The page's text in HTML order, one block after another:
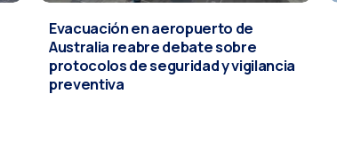
Evacuación en aeropuerto de
Australia reabre debate sobre
protocolos de seguridad y vigilancia
preventiva